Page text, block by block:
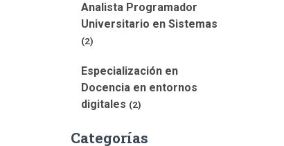
Analista Programador
Universitario en Sistemas
(2)
Especialización en
Docencia en entornos
digitales (2)
Categorías